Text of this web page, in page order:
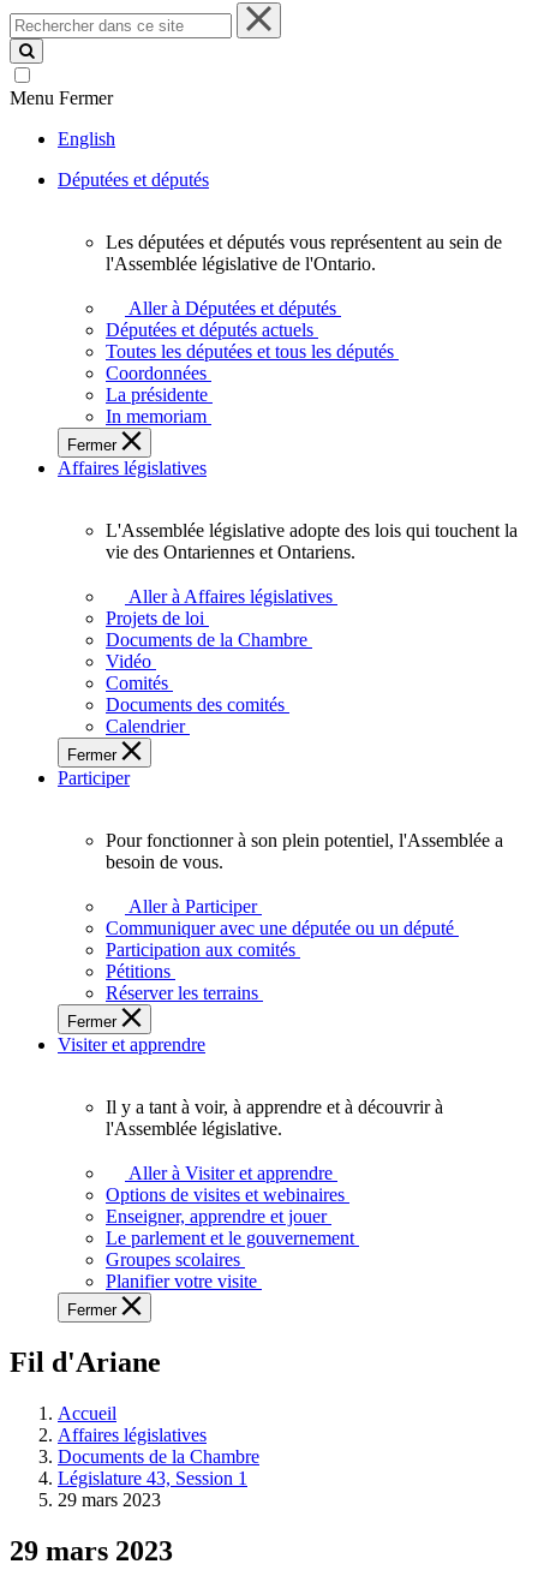
Rechercher
dans
ce
site
Menu Fermer
English
Députées et députés
députés
vous
représentent
sein
de
l'Assemblée
législative
l'Ontario.
Les députées et députés vous représentent au sein de
l'Assemblée législative de l'Ontario.
Aller à Députées et députés
Députées et députés actuels
Toutes les députées et tous les députés
Coordonnées
La présidente
In memoriam
Fermer
Affaires législatives
L'Assemblée
adopte
touchent
des
Ontariennes
et
L'Assemblée législative adopte des lois qui touchent la
vie des Ontariennes et Ontariens.
Aller à Affaires législatives
Projets de loi
Documents de la Chambre
Vidéo
Comités
Documents des comités
Calendrier
Fermer
Participer
plein
potentiel,
l'Assemblée
a
besoin
de
Pour fonctionner à son plein potentiel, l'Assemblée a
besoin de vous.
Aller à Participer
Communiquer avec une députée ou un député
Participation aux comités
Pétitions
Réserver les terrains
Fermer
Visiter et apprendre
voir,
apprendre
et
à
à
législative.
Il y a tant à voir, à apprendre et à découvrir à
l'Assemblée législative.
Aller à Visiter et apprendre
Options de visites et webinaires
Enseigner, apprendre et jouer
Le parlement et le gouvernement
Groupes scolaires
Planifier votre visite
Fermer
Fil d'Ariane
Accueil
Affaires législatives
Documents de la Chambre
Législature 43, Session 1
29 mars 2023
29 mars 2023